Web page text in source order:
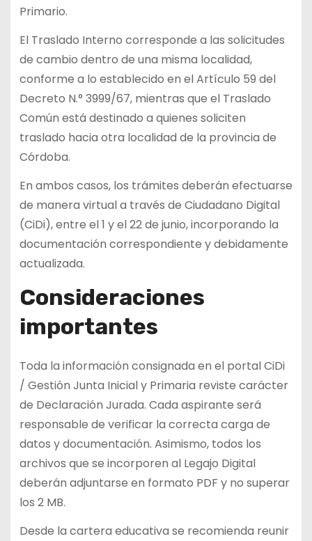
Primario.
El Traslado Interno corresponde a las solicitudes
de cambio dentro de una misma localidad,
conforme a lo establecido en el Artículo 59 del
Decreto N.° 3999/67, mientras que el Traslado
Común está destinado a quienes soliciten
traslado hacia otra localidad de la provincia de
Córdoba.
En ambos casos, los trámites deberán efectuarse
de manera virtual a través de Ciudadano Digital
(CiDi), entre el 1 y el 22 de junio, incorporando la
documentación correspondiente y debidamente
actualizada.
Consideraciones
importantes
Toda la información consignada en el portal CiDi
/ Gestión Junta Inicial y Primaria reviste carácter
de Declaración Jurada. Cada aspirante será
responsable de verificar la correcta carga de
datos y documentación. Asimismo, todos los
archivos que se incorporen al Legajo Digital
deberán adjuntarse en formato PDF y no superar
los 2 MB.
Desde la cartera educativa se recomienda reunir